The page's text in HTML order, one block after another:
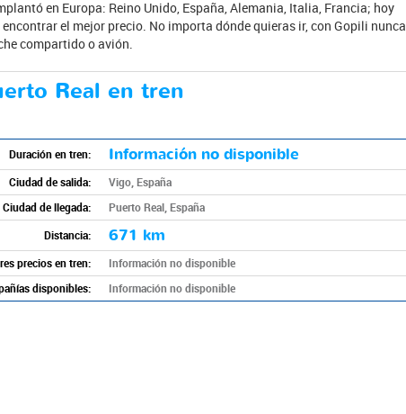
en Europa: Reino Unido, España, Alemania, Italia, Francia; hoy
el mejor precio. No importa dónde quieras ir, con Gopili nunca
compartido o avión.
Real en tren
Duración en tren: Información no disponible
Ciudad de salida:
Vigo, España
Ciudad de llegada:
Puerto Real, España
Distancia:
671 km
precios en tren:
Información no disponible
disponibles:
Información no disponible